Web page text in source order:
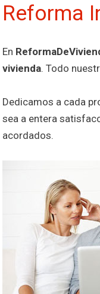
Reforma
En
vivienda. Todo
Dedicamos a cada
sea a entera
acordados.